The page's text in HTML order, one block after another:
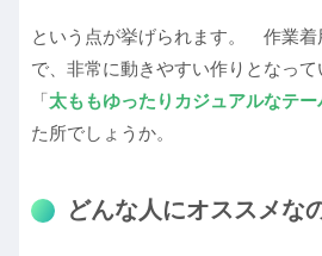
という点が挙げられます。 作業着
で、非常に動きやすい作りとなっ
「太ももゆったりカジュアルなテ
た所でしょうか。
どんな人にオススメな